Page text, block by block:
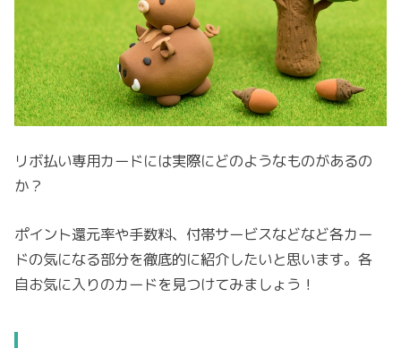
リボ払い専用カードには実際にどのようなものがあるの
か？
ポイント還元率や手数料、付帯サービスなどなど各カー
ドの気になる部分を徹底的に紹介したいと思います。各
自お気に入りのカードを見つけてみましょう！